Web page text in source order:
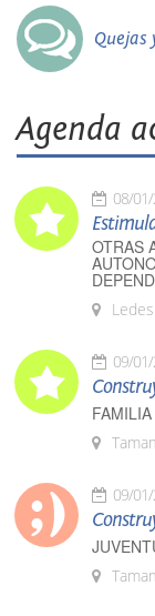
Quejas
Agenda
08/
OTRAS
09/
FAMILIA
09/